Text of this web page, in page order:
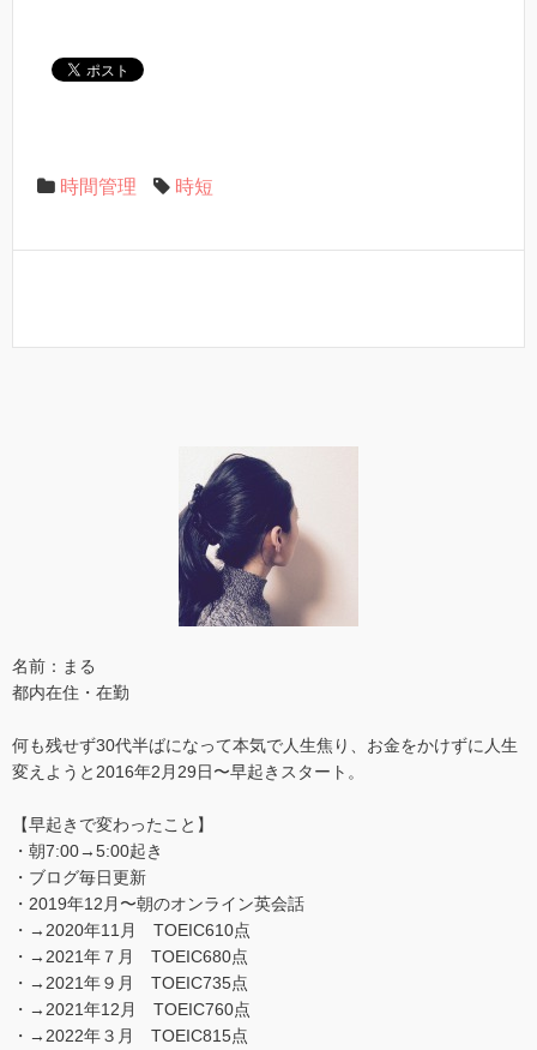
時間管理 時短
名前：まる
都内在住・在勤
何も残せず30代半ばになって本気で人生焦り、お金をかけずに人生
変えようと2016年2月29日〜早起きスタート。
【早起きで変わったこと】
・朝7:00→5:00起き
・ブログ毎日更新
・2019年12月〜朝のオンライン英会話
・→2020年11月 TOEIC610点
・→2021年７月 TOEIC680点
・→2021年９月 TOEIC735点
・→2021年12月 TOEIC760点
・→2022年３月 TOEIC815点